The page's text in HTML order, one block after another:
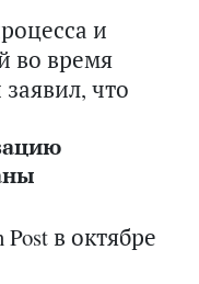
и
во время
что
в октябре